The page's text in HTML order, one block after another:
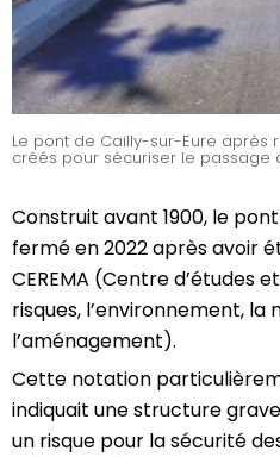
Le pont de Cailly-sur-Eure après
créés pour sécuriser le passage
Construit avant 1900, le
fermé en 2022 après avoir
CEREMA (Centre d’études
risques, l’environnement, la
l’aménagement).
Cette notation
indiquait une structure
un risque pour la sécurité